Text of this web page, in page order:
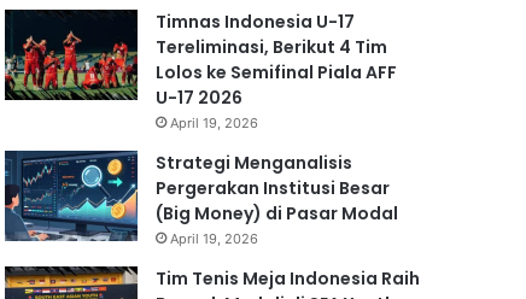
Timnas Indonesia U-17
Tereliminasi, Berikut 4 Tim
Lolos ke Semifinal Piala AFF
U-17 2026
April 19, 2026
Strategi Menganalisis
Pergerakan Institusi Besar
(Big Money) di Pasar Modal
April 19, 2026
Tim Tenis Meja Indonesia Raih